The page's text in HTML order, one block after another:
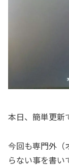
本日、簡単更
今回も専門外（
らない事を書い